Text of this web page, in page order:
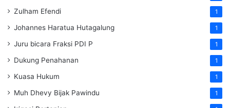
Zulham Efendi 1
Johannes Haratua Hutagalung 1
Juru bicara Fraksi PDI P 1
Dukung Penahanan 1
Kuasa Hukum 1
Muh Dhevy Bijak Pawindu 1